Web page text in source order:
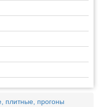
плитные, прогоны